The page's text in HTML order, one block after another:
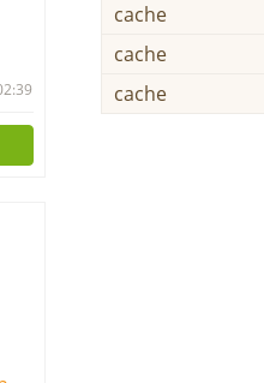
cache
cache
cache